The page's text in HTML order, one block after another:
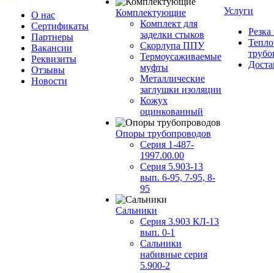
О нас
Сертификаты
Партнеры
Вакансии
Реквизиты
Отзывы
Новости
Комплектующие
Комплект для
заделки стыков
Скорлупа ППУ
Термоусаживаемые
муфты
Металлические
заглушки изоляции
Кожух
оцинкованный
Опоры трубопроводов
Серия 1-487-
1997.00.00
Серия 5.903-13
вып. 6-95, 7-95, 8-
95
Сальники
Серия 3.903 КЛ-13
вып. 0-1
Сальники
набивные серия
5.900-2
Услуги
Резка